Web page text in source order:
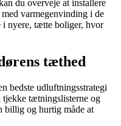
du overveje at installere
varmegenvinding i de
nyere, tætte boliger, hvor
tæthed
bedste udluftningsstrategi
tætningslisterne og
billig og hurtig måde at